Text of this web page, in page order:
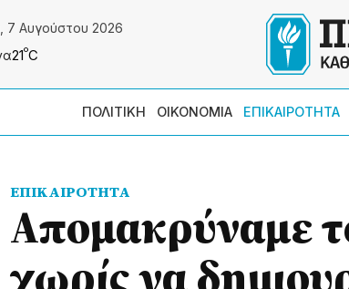
7 Αυγούστου 2026
21ºC
ΠΟΛΙΤΙΚΗ ΟΙΚΟΝΟΜΙΑ ΕΠΙΚΑΙΡΟΤΗΤΑ
ΕΠΙΚΑΙΡΟΤΗΤΑ
Απομακρύναμε